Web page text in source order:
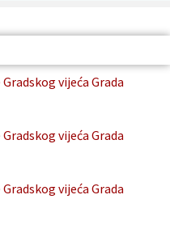
vijeća Grada
vijeća Grada
vijeća Grada